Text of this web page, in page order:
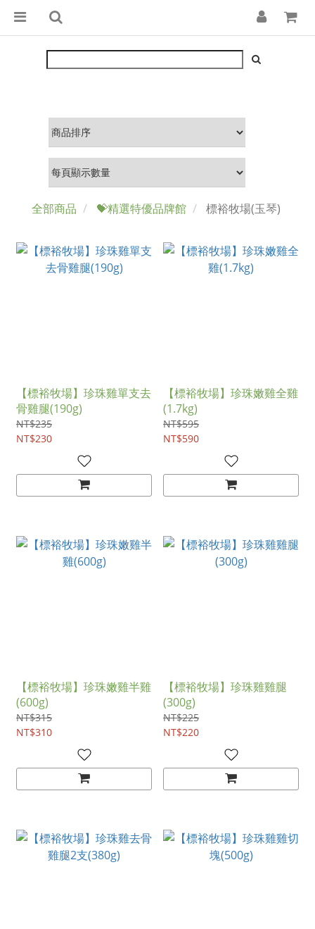
全部商品 💝精選特優品牌館 標裕牧場(玉琴)
【標裕牧場】珍珠雞單支去
骨雞腿(190g)
NT$235
NT$230
【標裕牧場】珍珠嫩雞全雞
(1.7kg)
NT$595
NT$590
【標裕牧場】珍珠嫩雞半雞
(600g)
NT$315
NT$310
【標裕牧場】珍珠雞雞腿
(300g)
NT$225
NT$220